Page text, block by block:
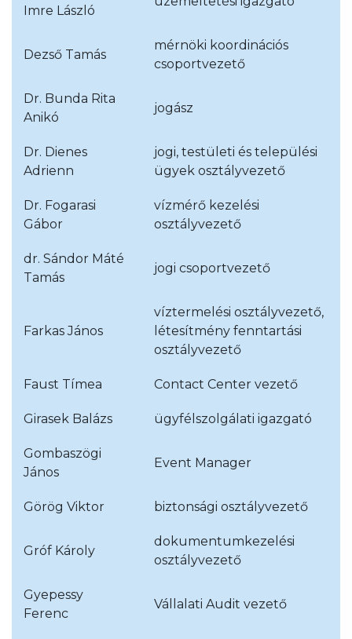
Imre László
Dezső Tamás
mérnöki koordinációs
csoportvezető
Dr. Bunda Rita
Anikó
jogász
Dr. Dienes
Adrienn
jogi, testületi és települési
ügyek osztályvezető
Dr. Fogarasi
Gábor
vízmérő kezelési
osztályvezető
dr. Sándor Máté
Tamás
jogi csoportvezető
Farkas János
víztermelési osztályvezető,
létesítmény fenntartási
osztályvezető
Faust Tímea Contact Center vezető
Girasek Balázs ügyfélszolgálati igazgató
Gombaszögi
János
Event Manager
Görög Viktor biztonsági osztályvezető
Gróf Károly
dokumentumkezelési
osztályvezető
Gyepessy
Ferenc
Vállalati Audit vezető